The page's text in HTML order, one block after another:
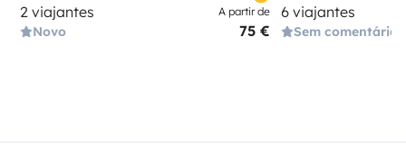
2 viajantes
Novo
A partir de
75 €
6 viajantes
Sem comentários